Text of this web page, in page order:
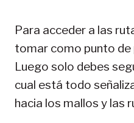
Para acceder a las
tomar como punto de
Luego solo debes
cual está todo
hacia los mallos y las